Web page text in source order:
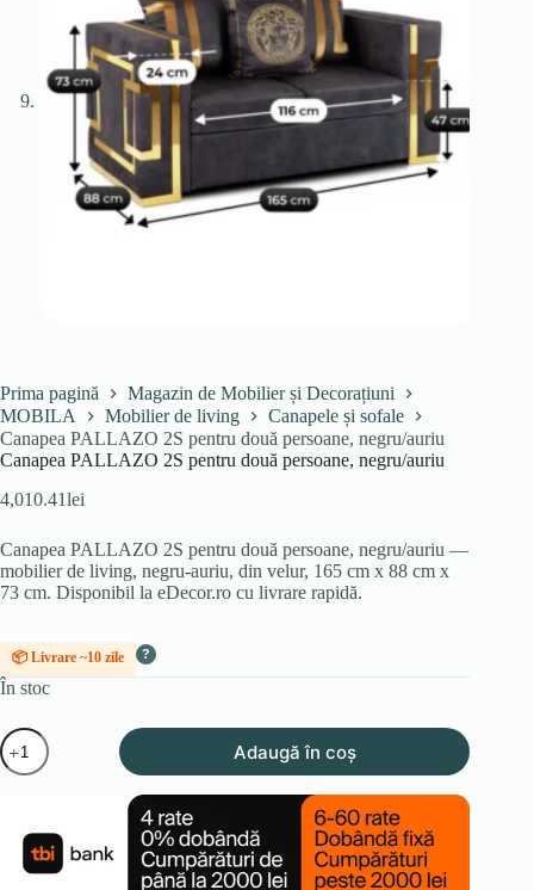
Prima pagină
Magazin de Mobilier și Decorațiuni
MOBILA
Mobilier de living
Canapele și sofale
Canapea PALLAZO 2S pentru două persoane, negru/auriu
Canapea PALLAZO 2S pentru două persoane, negru/auriu
4,010.41lei
Canapea PALLAZO 2S pentru două persoane, negru/auriu —
mobilier de living, negru-auriu, din velur, 165 cm x 88 cm x
73 cm. Disponibil la eDecor.ro cu livrare rapidă.
📦 Livrare ~10 zile ?
În stoc
Cantitate
Canapea
PALLAZO
două
persoane,
negru/auriu
Adaugă în coș